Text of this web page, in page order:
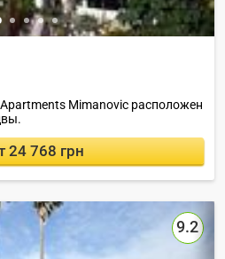
Mimanovic расположен
24 768 грн
9.2